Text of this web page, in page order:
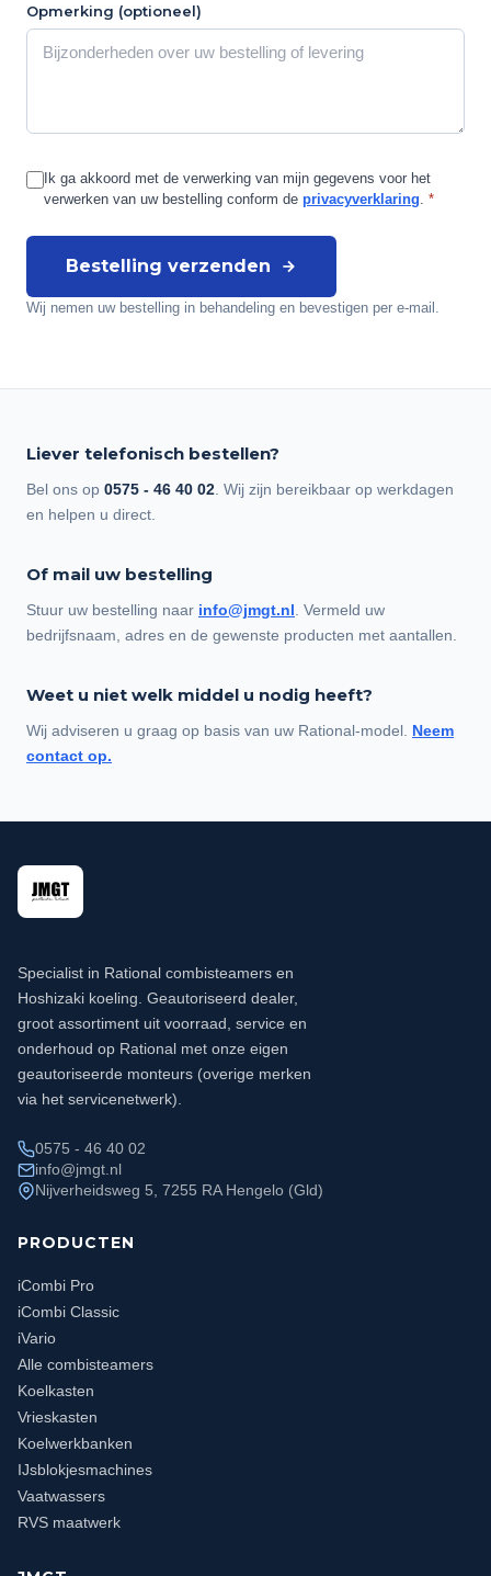
Opmerking (optioneel)
Ik ga akkoord met de verwerking van mijn gegevens voor het
verwerken van uw bestelling conform de privacyverklaring. *
Bestelling verzenden
Wij nemen uw bestelling in behandeling en bevestigen per e-mail.
Liever telefonisch bestellen?
Bel ons op 0575 - 46 40 02 . Wij zijn bereikbaar op werkdagen
en helpen u direct.
Of mail uw bestelling
Stuur uw bestelling naar info@jmgt.nl . Vermeld uw
bedrijfsnaam, adres en de gewenste producten met aantallen.
Weet u niet welk middel u nodig heeft?
Wij adviseren u graag op basis van uw Rational-model. Neem
contact op.
Specialist in Rational combisteamers en
Hoshizaki koeling. Geautoriseerd dealer,
groot assortiment uit voorraad, service en
onderhoud op Rational met onze eigen
geautoriseerde monteurs (overige merken
via het servicenetwerk).
0575 - 46 40 02
info@jmgt.nl
Nijverheidsweg 5, 7255 RA Hengelo (Gld)
PRODUCTEN
iCombi Pro
iCombi Classic
iVario
Alle combisteamers
Koelkasten
Vrieskasten
Koelwerkbanken
IJsblokjesmachines
Vaatwassers
RVS maatwerk